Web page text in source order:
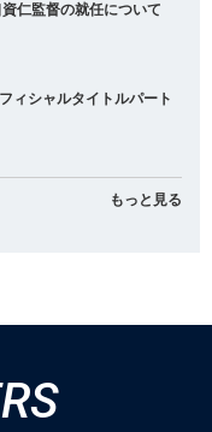
仁監督の就任について
ィシャルタイトルパート
もっと見る